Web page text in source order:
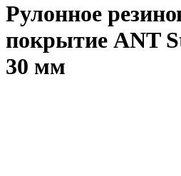
Рулонное
покрытие ANT
30 мм